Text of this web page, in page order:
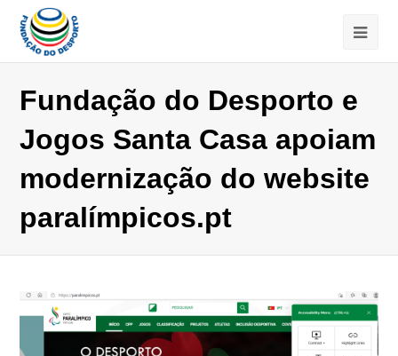
Fundação do Desporto e
Jogos Santa Casa apoiam
modernização do website
paralímpicos.pt